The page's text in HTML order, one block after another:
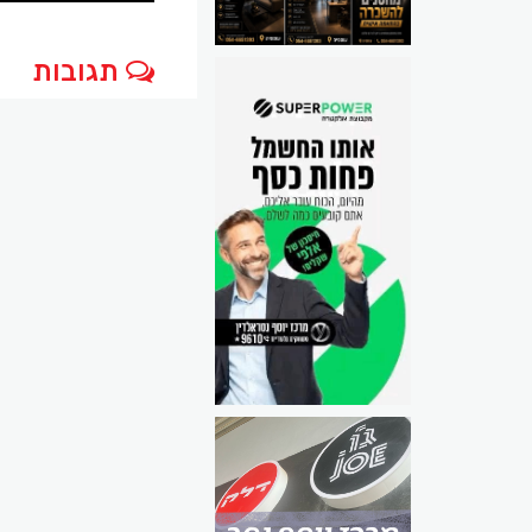
תגובות